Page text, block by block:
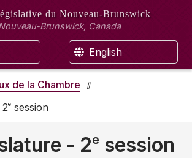
du Nouveau-Brunswick
Brunswick, Canada
English
de la Chambre
e session
- 2e session